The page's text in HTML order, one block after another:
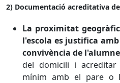
2) Documentació acreditativa
La proximitat
l'escola es justifica
convivència de l'alumne
del domicili i
mínim amb el pare o